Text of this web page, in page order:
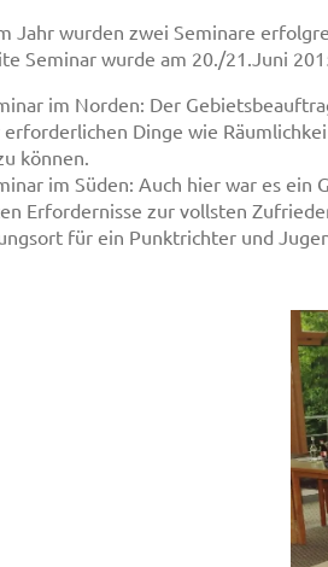
Jahr wurden zwei Seminare
Seminar wurde am 20./21.Juni
im Norden: Der
erforderlichen Dinge wie
können.
im Süden: Auch hier war es
Erfordernisse zur vollsten
für ein Punktrichter und